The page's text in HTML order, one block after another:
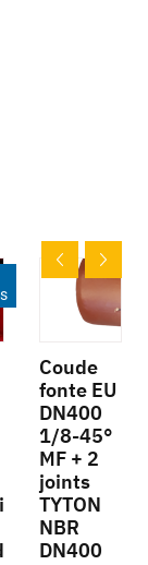
Coude
fonte EU
DN400
1/8-45°
MF + 2
joints
TYTON
NBR
DN400